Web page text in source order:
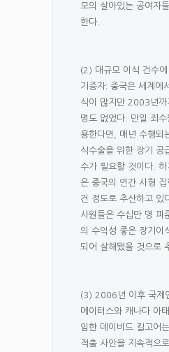
모의 살아있는 공여자
한다.
(2) 대규모 이식 건수
기증자: 중국은 세계에
식이 많지만 2003년까
명도 없었다. 만일 죄
용한다면, 매년 수행되
식수술을 위한 장기 공
수가 필요할 것이다.
은 중국의 연간 사형
건 정도로 추산하고 있
사원들은 수십만 명 파
의 수익성 좋은 장기이
되어 살해됐을 것으로
(3) 2006년 이후 국제
메이터스와 캐나다 아
임한 데이비드 킬고어
적출 사안을 지속적으